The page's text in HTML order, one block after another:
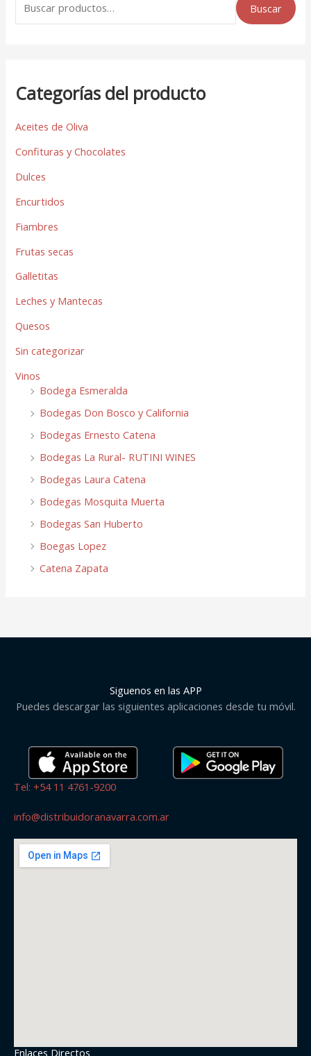
Buscar
Categorías del producto
Aceites de Oliva
Confituras y Chocolates
Dulces
Encurtidos
Fiambres
Frutas secas
Galletitas
Leches y Mantecas
Quesos
Sin categorizar
Vinos
Bodega Esmeralda
Bodegas Don Bosco y California
Bodegas Ernesto Catena
Bodegas La Rural- RUTINI WINES
Bodegas Laura Catena
Bodegas Mosquita Muerta
Bodegas San Huberto
Boegas Lopez
Catena Zapata
Siguenos en las APP
Puedes descargar las siguientes aplicaciones desde tu móvil.
Tel: +54 11 4761-9200
info@distribuidoranavarra.com.ar
Enlaces Directos